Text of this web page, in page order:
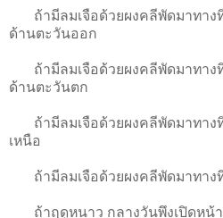
ถ้ามีลมเจือด้วยผงคลีพัดมาทา
ด้านตะวันออก
ถ้ามีลมเจือด้วยผงคลีพัดมาทา
ด้านตะวันตก
ถ้ามีลมเจือด้วยผงคลีพัดมาทา
เหนือ
ถ้ามีลมเจือด้วยผงคลีพัดมาทา
ถ้าฤดูหนาว กลางวันพึงเปิดหน้